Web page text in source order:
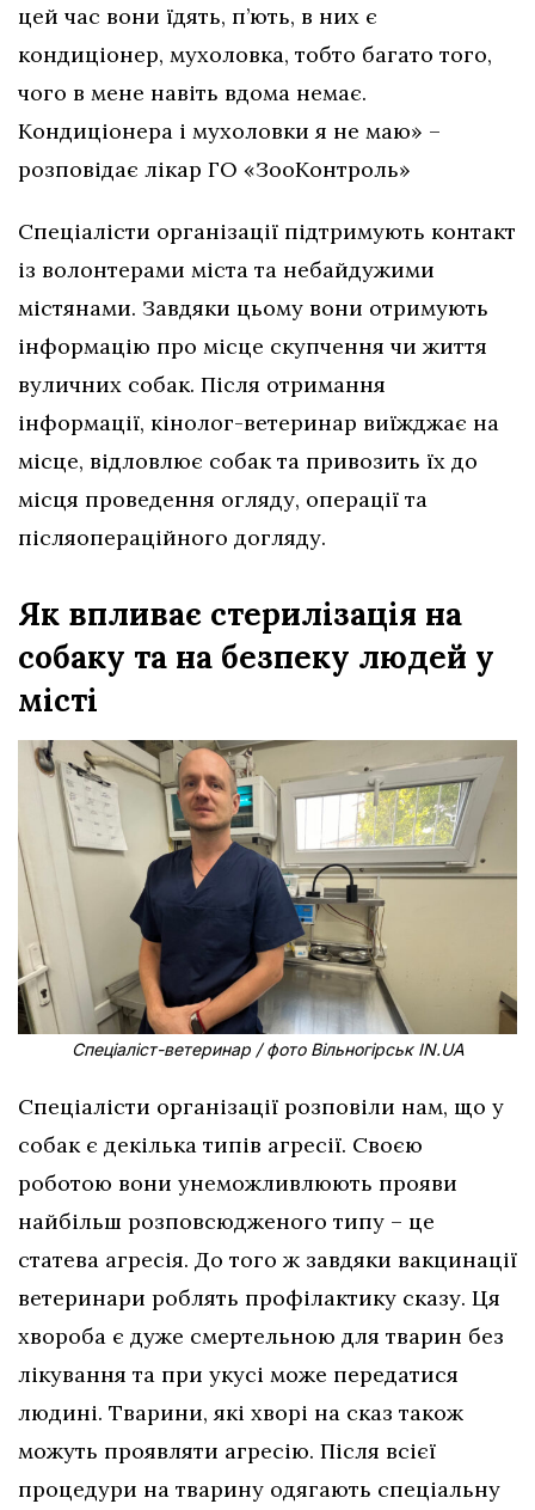
цей час вони їдять, п’ють, в них є
кондиціонер, мухоловка, тобто багато того,
чого в мене навіть вдома немає.
Кондиціонера і мухоловки я не маю» –
розповідає лікар ГО «ЗооКонтроль»
Спеціалісти організації підтримують контакт
із волонтерами міста та небайдужими
містянами. Завдяки цьому вони отримують
інформацію про місце скупчення чи життя
вуличних собак. Після отримання
інформації, кінолог-ветеринар виїжджає на
місце, відловлює собак та привозить їх до
місця проведення огляду, операції та
післяопераційного догляду.
Як впливає стерилізація на
собаку та на безпеку людей у
місті
Спеціаліст-ветеринар / фото Вільногірськ IN.UA
Спеціалісти організації розповіли нам, що у
собак є декілька типів агресії. Своєю
роботою вони унеможливлюють прояви
найбільш розповсюдженого типу – це
статева агресія. До того ж завдяки вакцинації
ветеринари роблять профілактику сказу. Ця
хвороба є дуже смертельною для тварин без
лікування та при укусі може передатися
людині. Тварини, які хворі на сказ також
можуть проявляти агресію. Після всієї
процедури на тварину одягають спеціальну